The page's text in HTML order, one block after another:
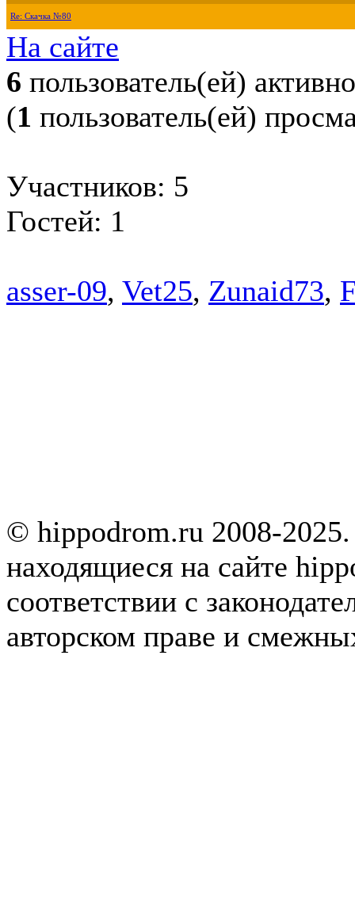
Re: Скачка №80
На сайте
6 пользователь(ей) активно
(1 пользователь(ей)
Участников: 5
Гостей: 1
asser-09, Vet25, Zunaid73,
© hippodrom.ru 2008-
находящиеся на сайте
соответствии с
авторском праве и